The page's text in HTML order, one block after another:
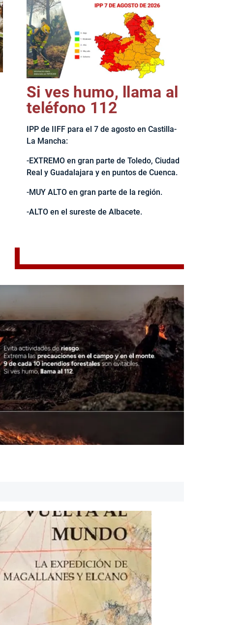
El jefe del Ejecutivo castellanomanchego, Emiliano García-
Si ves humo, llama al
teléfono 112
IPP de IIFF para el 7 de agosto en Castilla-
La Mancha:
-EXTREMO en gran parte de Toledo, Ciudad
Real y Guadalajara y en puntos de Cuenca.
-MUY ALTO en gran parte de la región.
-ALTO en el sureste de Albacete.